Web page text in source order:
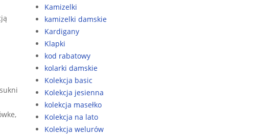
Kamizelki
kamizelki damskie
Kardigany
Klapki
kod rabatowy
kolarki damskie
Kolekcja basic
Kolekcja jesienna
kolekcja masełko
Kolekcja na lato
Kolekcja welurów